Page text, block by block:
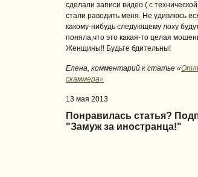
сделали записи видео ( с
стали раводить меня. Не удивлюсь
какому-нибудь следующему лоху
поняла,что это какая-то целая
Женщины!! Будьте бдительны!
Елена, комментарий к статье «
скаммера»
13 мая 2013
Понравилась статья?
"Замуж за иностранца!"